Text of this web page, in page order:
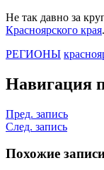
Не так давно за
Красноярского края
РЕГИОНЫ
Навигация
Пред. запись
След. запись
Похожие